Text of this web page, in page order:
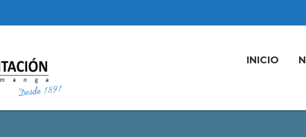
INICIO